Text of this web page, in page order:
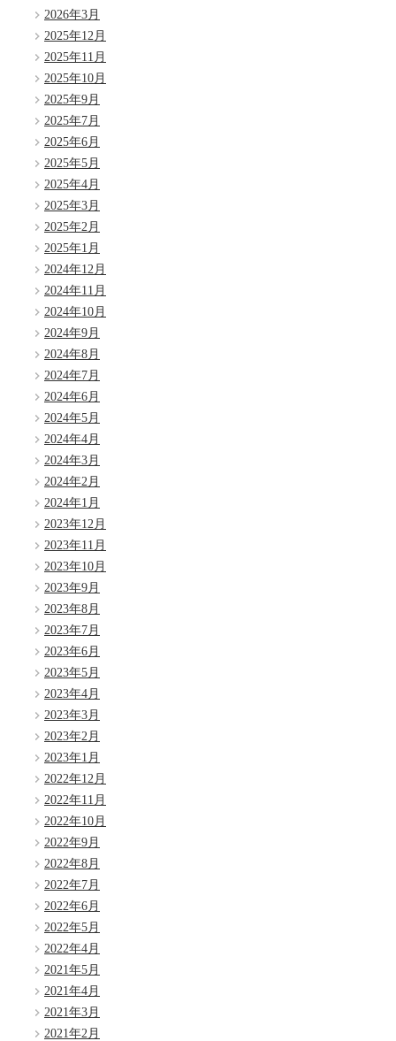
2026年3月
2025年12月
2025年11月
2025年10月
2025年9月
2025年7月
2025年6月
2025年5月
2025年4月
2025年3月
2025年2月
2025年1月
2024年12月
2024年11月
2024年10月
2024年9月
2024年8月
2024年7月
2024年6月
2024年5月
2024年4月
2024年3月
2024年2月
2024年1月
2023年12月
2023年11月
2023年10月
2023年9月
2023年8月
2023年7月
2023年6月
2023年5月
2023年4月
2023年3月
2023年2月
2023年1月
2022年12月
2022年11月
2022年10月
2022年9月
2022年8月
2022年7月
2022年6月
2022年5月
2022年4月
2021年5月
2021年4月
2021年3月
2021年2月